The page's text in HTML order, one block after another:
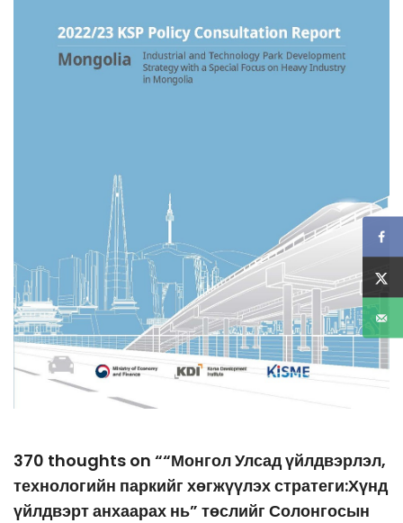
370 thoughts on ““Монгол Улсад үйлдвэрлэл,
технологийн паркийг хөгжүүлэх стратеги:Хүнд
үйлдвэрт анхаарах нь” төслийг Солонгосын